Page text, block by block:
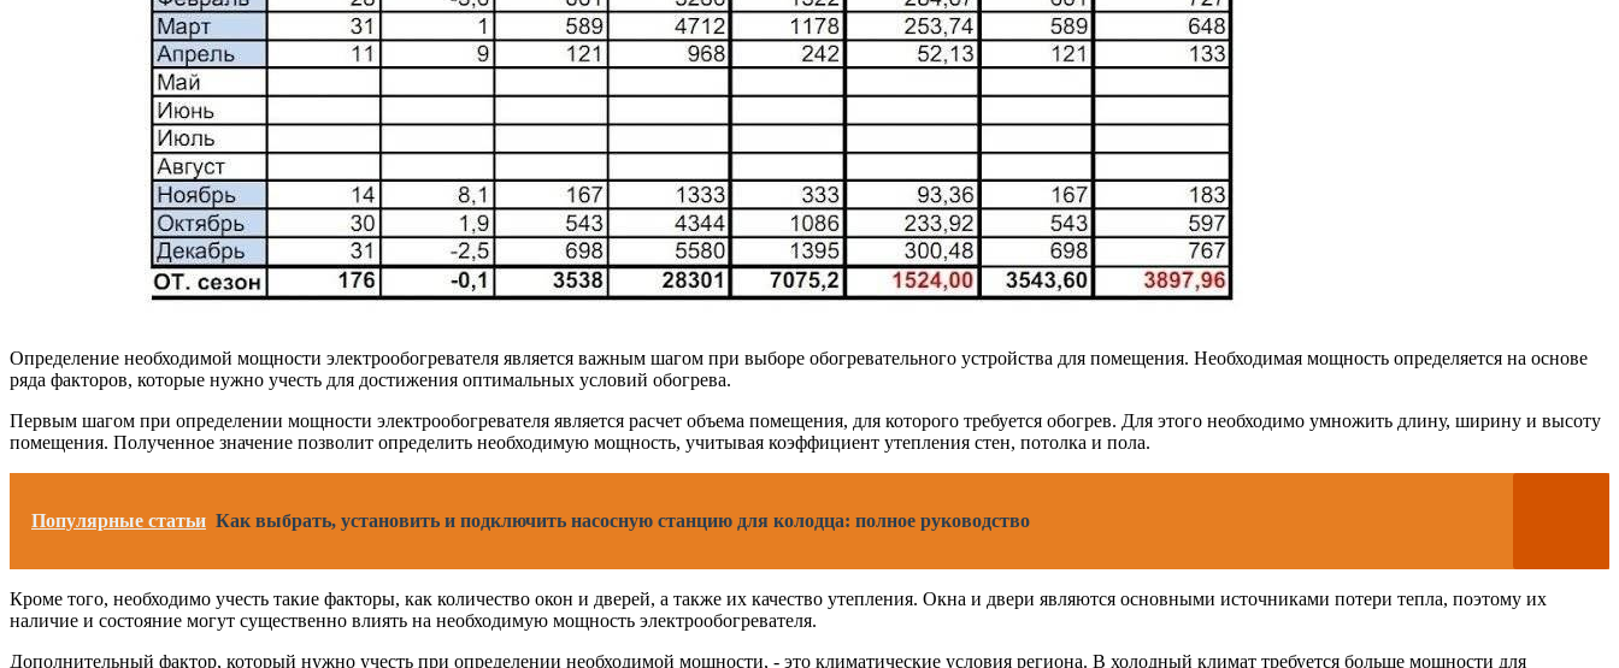
Определение необходимой мощности электрообогревателя является важным шагом при выборе обогревательного устройства для помещения. Необходимая мощность определяется на основе
ряда факторов, которые нужно учесть для достижения оптимальных условий обогрева.
Первым шагом при определении мощности электрообогревателя является расчет объема помещения, для которого требуется обогрев. Для этого необходимо умножить длину, ширину и высоту
помещения. Полученное значение позволит определить необходимую мощность, учитывая коэффициент утепления стен, потолка и пола.
Популярные статьи Как выбрать, установить и подключить насосную станцию для колодца: полное руководство
Кроме того, необходимо учесть такие факторы, как количество окон и дверей, а также их качество утепления. Окна и двери являются основными источниками потери тепла, поэтому их
наличие и состояние могут существенно влиять на необходимую мощность электрообогревателя.
Дополнительный фактор, который нужно учесть при определении необходимой мощности, - это климатические условия региона. В холодный климат требуется больше мощности для